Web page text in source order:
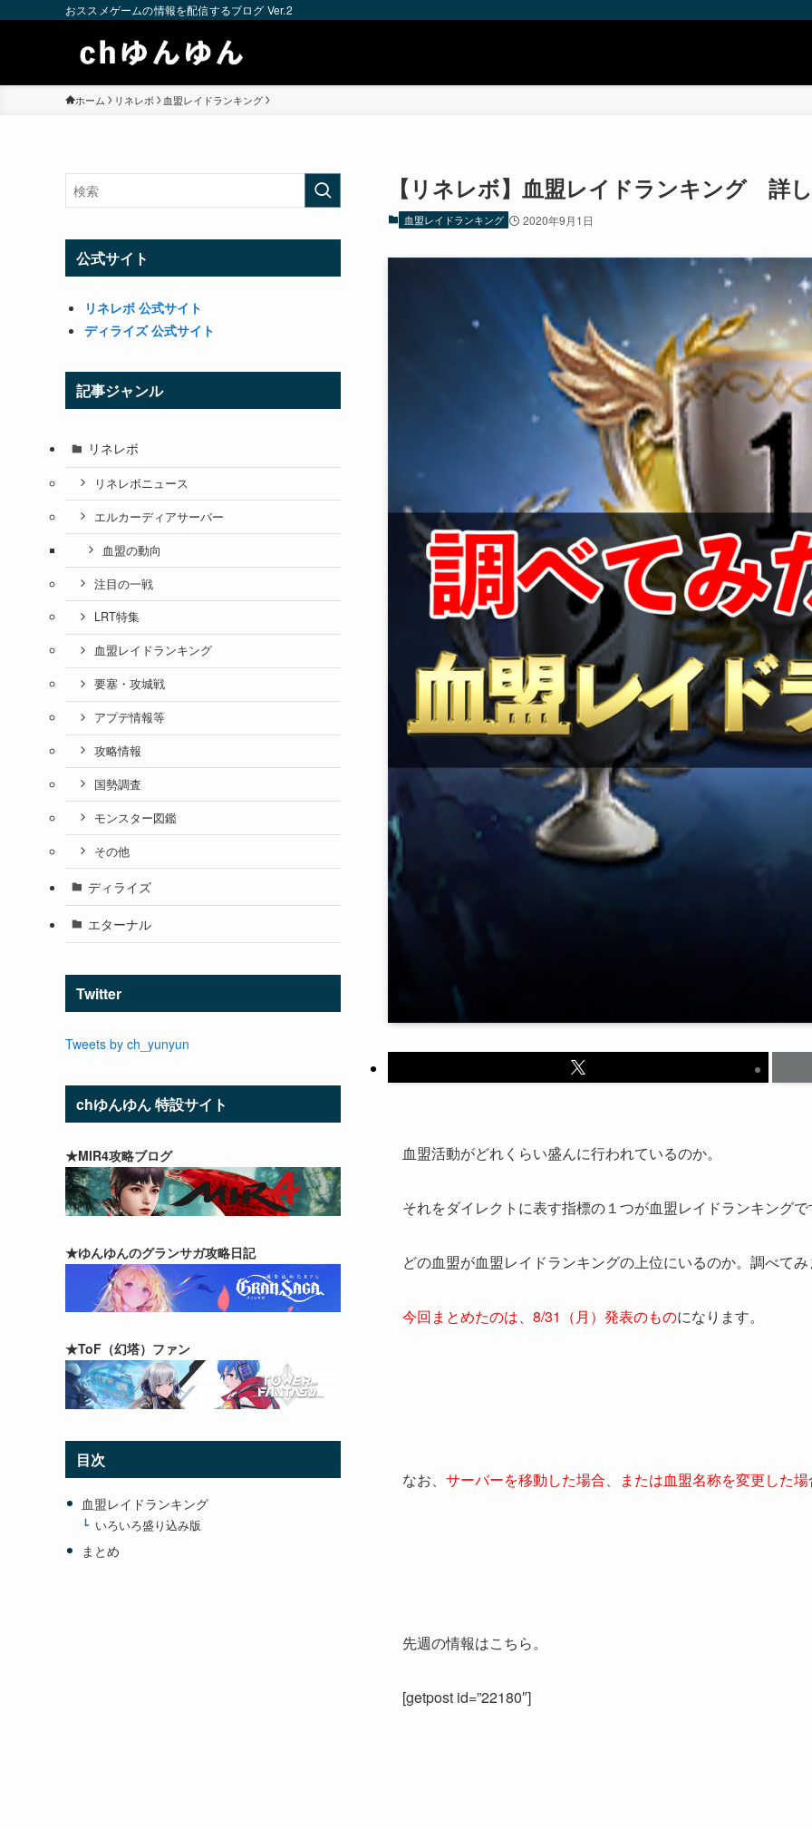
おススメゲームの情報を配信するブログ Ver.2
ホーム リネレボ 血盟レイドランキング
【リネレボ】血盟レイドランキング 詳
血盟レイドランキング 2020年9月1日
血盟活動がどれくらい盛んに行われているのか。
それをダイレクトに表す指標の１つが血盟レイドランキング
どの血盟が血盟レイドランキングの上位にいるのか。調べて
今回まとめたのは、8/31 （月）発表のものになります。
なお、 サーバーを移動した場合、または血盟名称を変更した
先週の情報はこちら。
[getpost id=”22180″]
公式サイト
リネレボ 公式サイト
ディライズ 公式サイト
記事ジャンル
リネレボ
リネレボニュース
エルカーディアサーバー
血盟の動向
注目の一戦
LRT特集
血盟レイドランキング
要塞・攻城戦
アプデ情報等
攻略情報
国勢調査
モンスター図鑑
その他
ディライズ
エターナル
Twitter
Tweets by ch_yunyun
chゆんゆん 特設サイト
★MIR4攻略ブログ
★ゆんゆんのグランサガ攻略日記
★ToF（幻塔）ファン
目次
血盟レイドランキング
いろいろ盛り込み版
まとめ